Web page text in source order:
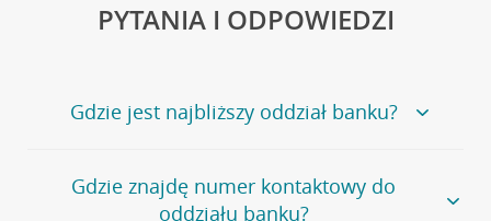
PYTANIA I ODPOWIEDZI
Gdzie jest najbliższy oddział banku?
Jeśli szukasz oddziału naszego banku, zapraszamy na
stronęPlacówki i bankomaty, na której znajduje się
Gdzie znajdę numer kontaktowy do
oddziału banku?